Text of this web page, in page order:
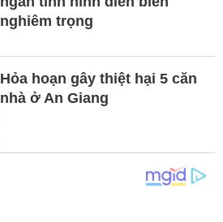
nghiêm trọng
Hỏa hoạn gây thiệt hại 5 căn
nhà ở An Giang